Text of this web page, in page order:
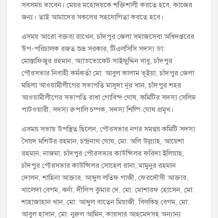
সবসময় ভাবেন। মেয়র মহোদয়কে শক্তিশালী করতে হবে, কাজের
জন্য। তাই আমাদের সকলের সহযোগিতা করতে হবে।
এসময় আরো বক্তব্য রাখেন, চাঁদপুর জেলা সমাজসেবা অধিদপ্তরের
উপ-পরিচালক রজত শুভ্র সরকার, টিএলসিসি সদস্য ডা:
মোস্তাফিজুর রহমান, অ্যাডভোকেট সাইফুদ্দিন বাবু, চাঁদপুর
পৌরসভার নিবাহী কর্মকর্তা মো: আবুল কালাম ভূইয়া, চাঁদপুর জেলা
মহিলা আওয়ামীলীগের সভাপতি মাসুদা নূর খান, চাঁদপুর শহর
আওয়ামীলীগের সভাপতি রাধা গোবিন্দ ঘোষ, কমিটির সদস্য সেলিম
পাটওয়ারী, সদস্য রুপালি চম্পক, সদস্য শিল্পি ঘোষ প্রমূখ।
এসময় সভায় উপস্থিত ছিলেন, পৌরসভার নগর সমন্বয় কমিটি সদস্য
সৈয়দ মশিউর রহমান, চন্দ্রনাথ ঘোষ, মো: অলি উল্ল্যাহ, আয়েশা
রহমান, নাজমা, চাঁদপুর পৌরসভার কাউন্সিলর ফরিদা ইলিয়াছ,
চাঁদপুর পৌরসভার কাউন্সিলর সোহেল রানা, মামুনুর রহমান
দোলন, শাহিনা আক্তার, আব্দুল লতিফ গাজী, ফেরদৌসী আক্তার,
খালেদা বেগম, ঝর্না, দীলিপ কুমার দে, মো: মোশারফ হোসেন, মো:
শাহাজাহান খান, মো: আব্দুল বাতেন মিয়াজী, বিলকিছ বেগম, মো:
আবুল হাসান, মো: নুরুল আমিন, কায়সার আহমেদসহ অন্যান্য